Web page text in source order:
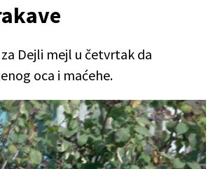
Dejli mejl u četvrtak da
oca i maćehe.